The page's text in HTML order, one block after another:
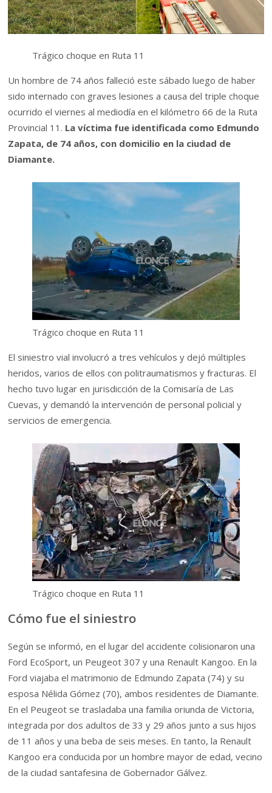
Trágico choque en Ruta 11
Un hombre de 74 años falleció este sábado luego de haber
sido internado con graves lesiones a causa del triple choque
ocurrido el viernes al mediodía en el kilómetro 66 de la Ruta
Provincial 11. La víctima fue identificada como Edmundo
Zapata, de 74 años, con domicilio en la ciudad de
Diamante.
Trágico choque en Ruta 11
El siniestro vial involucró a tres vehículos y dejó múltiples
heridos, varios de ellos con politraumatismos y fracturas. El
hecho tuvo lugar en jurisdicción de la Comisaría de Las
Cuevas, y demandó la intervención de personal policial y
servicios de emergencia.
Trágico choque en Ruta 11
Cómo fue el siniestro
Según se informó, en el lugar del accidente colisionaron una
Ford EcoSport, un Peugeot 307 y una Renault Kangoo. En la
Ford viajaba el matrimonio de Edmundo Zapata (74) y su
esposa Nélida Gómez (70), ambos residentes de Diamante.
En el Peugeot se trasladaba una familia oriunda de Victoria,
integrada por dos adultos de 33 y 29 años junto a sus hijos
de 11 años y una beba de seis meses. En tanto, la Renault
Kangoo era conducida por un hombre mayor de edad, vecino
de la ciudad santafesina de Gobernador Gálvez.